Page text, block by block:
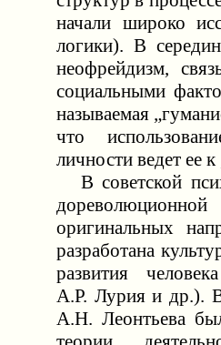
начали широко
логики). В
неофрейдизм,
социальными
называемая
что
личности ведет ее
В советской
оригинальных
разработана
развития
А.Р. Лурия и др.).
А.Н. Леонтьева